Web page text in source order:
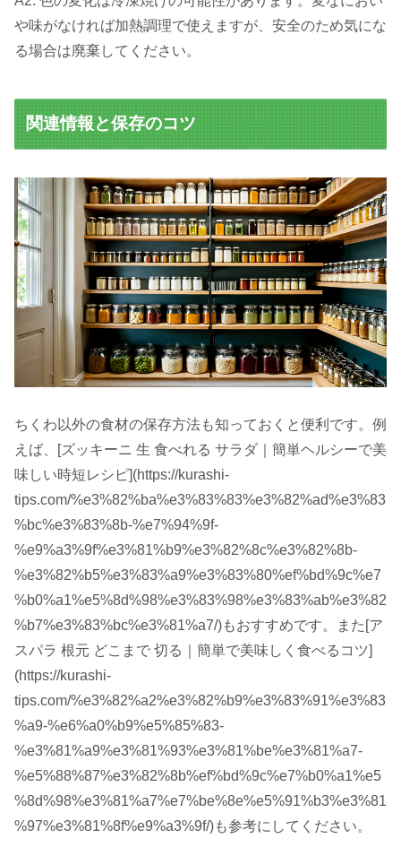
や味がなければ加熱調理で使えますが、安全のため気にな
る場合は廃棄してください。
関連情報と保存のコツ
ちくわ以外の食材の保存方法も知っておくと便利です。例
えば、[ズッキーニ 生 食べれる サラダ｜簡単ヘルシーで美
味しい時短レシピ](https://kurashi-
tips.com/%e3%82%ba%e3%83%83%e3%82%ad%e3%83
%bc%e3%83%8b-%e7%94%9f-
%e9%a3%9f%e3%81%b9%e3%82%8c%e3%82%8b-
%e3%82%b5%e3%83%a9%e3%83%80%ef%bd%9c%e7
%b0%a1%e5%8d%98%e3%83%98%e3%83%ab%e3%82
%b7%e3%83%bc%e3%81%a7/)もおすすめです。また[ア
スパラ 根元 どこまで 切る｜簡単で美味しく食べるコツ]
(https://kurashi-
tips.com/%e3%82%a2%e3%82%b9%e3%83%91%e3%83
%a9-%e6%a0%b9%e5%85%83-
%e3%81%a9%e3%81%93%e3%81%be%e3%81%a7-
%e5%88%87%e3%82%8b%ef%bd%9c%e7%b0%a1%e5
%8d%98%e3%81%a7%e7%be%8e%e5%91%b3%e3%81
%97%e3%81%8f%e9%a3%9f/)も参考にしてください。